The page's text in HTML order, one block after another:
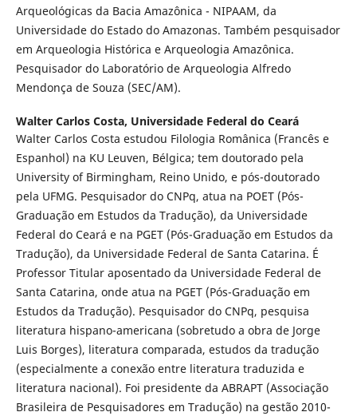
Arqueológicas da Bacia Amazônica - NIPAAM, da
Universidade do Estado do Amazonas. Também pesquisador
em Arqueologia Histórica e Arqueologia Amazônica.
Pesquisador do Laboratório de Arqueologia Alfredo
Mendonça de Souza (SEC/AM).
Walter Carlos Costa, Universidade Federal do Ceará
Walter Carlos Costa estudou Filologia Românica (Francês e
Espanhol) na KU Leuven, Bélgica; tem doutorado pela
University of Birmingham, Reino Unido, e pós-doutorado
pela UFMG. Pesquisador do CNPq, atua na POET (Pós-
Graduação em Estudos da Tradução), da Universidade
Federal do Ceará e na PGET (Pós-Graduação em Estudos da
Tradução), da Universidade Federal de Santa Catarina. É
Professor Titular aposentado da Universidade Federal de
Santa Catarina, onde atua na PGET (Pós-Graduação em
Estudos da Tradução). Pesquisador do CNPq, pesquisa
literatura hispano-americana (sobretudo a obra de Jorge
Luis Borges), literatura comparada, estudos da tradução
(especialmente a conexão entre literatura traduzida e
literatura nacional). Foi presidente da ABRAPT (Associação
Brasileira de Pesquisadores em Tradução) na gestão 2010-